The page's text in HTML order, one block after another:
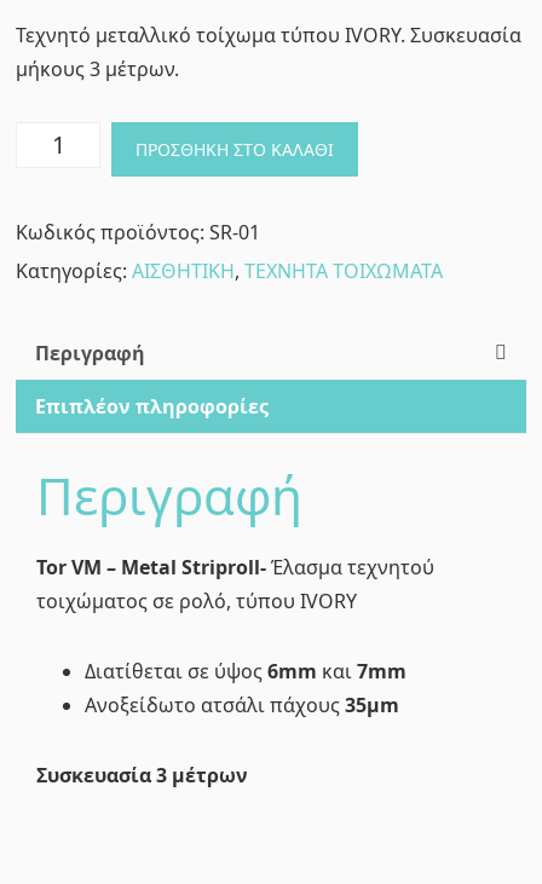
Τεχνητό μεταλλικό τοίχωμα τύπου IVORY. Συσκευασία
μήκους 3 μέτρων.
ΕΛΑΣΜΑ
ΤΕΧΝΗΤΟΥ
(Τύπου
IVORY)
6mmX3m,
0,035mm
ποσότητα
ΠΡΟΣΘΉΚΗ ΣΤΟ ΚΑΛΆΘΙ
Κωδικός προϊόντος:SR-01
Κατηγορίες:ΑΙΣΘΗΤΙΚΗ,ΤΕΧΝΗΤΑ ΤΟΙΧΩΜΑΤΑ
Περιγραφή
Επιπλέον πληροφορίες
Περιγραφή
Tor VM – Metal Striproll-Έλασμα τεχνητού
τοιχώματος σε ρολό, τύπου IVORY
Διατίθεται σε ύψος6mm και7mm
Ανοξείδωτο ατσάλι πάχους35μm
Συσκευασία 3 μέτρων